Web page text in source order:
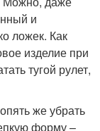
и
ложек. Как
изделие при
тугой рулет,
же убрать
форму –